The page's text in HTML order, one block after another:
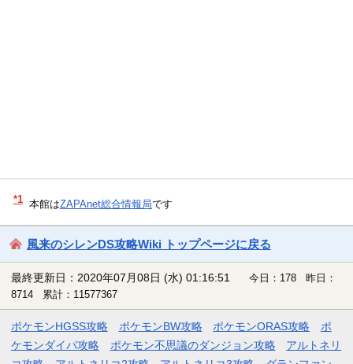
*1 本館はZAPAnet総合情報局です
風来のシレンDS攻略Wiki トップページに戻る
最終更新日：2020年07月08日 (水) 01:16:51
今日：178 昨日：
8714 累計：11577367
ポケモンHGSS攻略 ポケモンBW攻略 ポケモンORAS攻略
ポ
ケモンダイパ攻略
ポケモン不思議のダンジョン攻略
アルトネリ